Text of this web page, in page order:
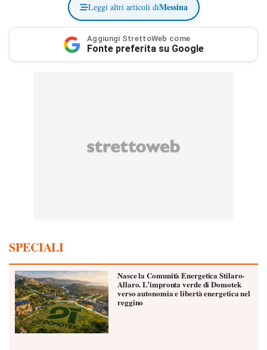
Leggi altri articoli diMessina
Aggiungi StrettoWeb come
Fonte preferita su Google
SPECIALI
Nasce la Comunità Energetica Stilaro-
Allaro. L’impronta verde di Domotek
verso autonomia e libertà energetica nel
reggino